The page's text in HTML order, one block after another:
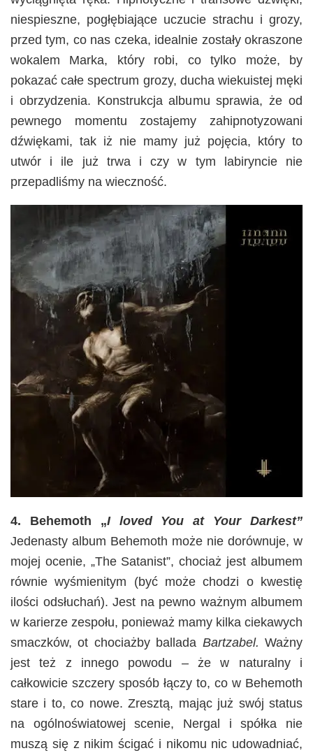
niespieszne, pogłębiające uczucie strachu i grozy,
przed tym, co nas czeka, idealnie zostały okraszone
wokalem Marka, który robi, co tylko może, by
pokazać całe spectrum grozy, ducha wiekuistej męki
i obrzydzenia. Konstrukcja albumu sprawia, że od
pewnego momentu zostajemy zahipnotyzowani
dźwiękami, tak iż nie mamy już pojęcia, który to
utwór i ile już trwa i czy w tym labiryncie nie
przepadliśmy na wieczność.
4. Behemoth „I loved You at Your Darkest”
Jedenasty album Behemoth może nie dorównuje, w
mojej ocenie, „The Satanist”, chociaż jest albumem
równie wyśmienitym (być może chodzi o kwestię
ilości odsłuchań). Jest na pewno ważnym albumem
w karierze zespołu, ponieważ mamy kilka ciekawych
smaczków, ot chociażby ballada Bartzabel.Ważny
jest też z innego powodu – że w naturalny i
całkowicie szczery sposób łączy to, co w Behemoth
stare i to, co nowe. Zresztą, mając już swój status
na ogólnoświatowej scenie, Nergal i spółka nie
muszą się z nikim ścigać i nikomu nic udowadniać,